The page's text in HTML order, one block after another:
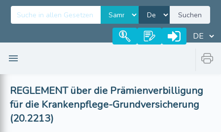
Suchen
REGLEMENT über die Prämienverbilligung
für die Krankenpflege-Grundversicherung
(20.2213)